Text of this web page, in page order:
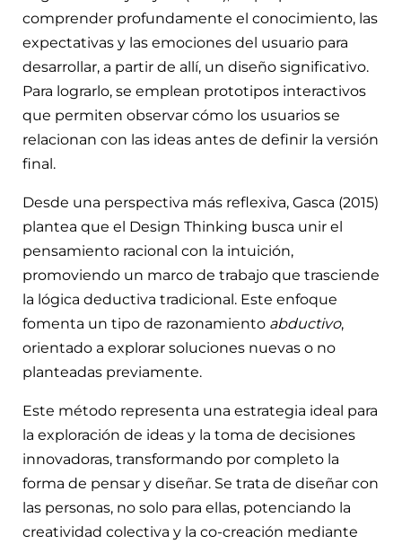
comprender profundamente el conocimiento, las
expectativas y las emociones del usuario para
desarrollar, a partir de allí, un diseño significativo.
Para lograrlo, se emplean prototipos interactivos
que permiten observar cómo los usuarios se
relacionan con las ideas antes de definir la versión
final.
Desde una perspectiva más reflexiva, Gasca (2015)
plantea que el Design Thinking busca unir el
pensamiento racional con la intuición,
promoviendo un marco de trabajo que trasciende
la lógica deductiva tradicional. Este enfoque
fomenta un tipo de razonamiento abductivo,
orientado a explorar soluciones nuevas o no
planteadas previamente.
Este método representa una estrategia ideal para
la exploración de ideas y la toma de decisiones
innovadoras, transformando por completo la
forma de pensar y diseñar. Se trata de diseñar con
las personas, no solo para ellas, potenciando la
creatividad colectiva y la co-creación mediante